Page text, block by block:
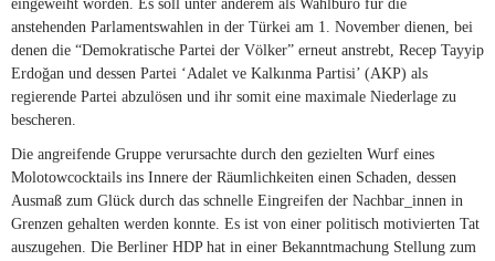
eingeweiht worden. Es soll unter anderem als Wahlbüro für die
anstehenden Parlamentswahlen in der Türkei am 1. November dienen, bei
denen die “Demokratische Partei der Völker” erneut anstrebt, Recep Tayyip
Erdoğan und dessen Partei ‘Adalet ve Kalkınma Partisi’ (AKP) als
regierende Partei abzulösen und ihr somit eine maximale Niederlage zu
bescheren.
Die angreifende Gruppe verursachte durch den gezielten Wurf eines
Molotowcocktails ins Innere der Räumlichkeiten einen Schaden, dessen
Ausmaß zum Glück durch das schnelle Eingreifen der Nachbar_innen in
Grenzen gehalten werden konnte. Es ist von einer politisch motivierten Tat
auszugehen. Die Berliner HDP hat in einer Bekanntmachung Stellung zum